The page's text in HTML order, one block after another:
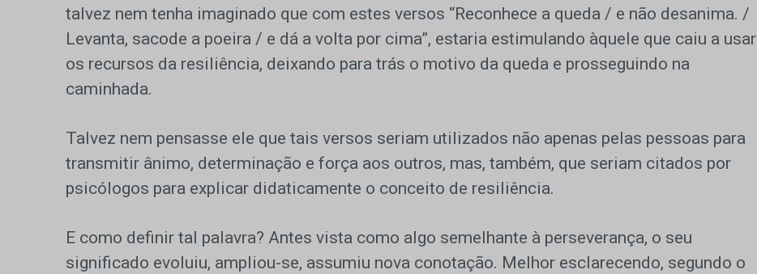
talvez nem tenha imaginado que com estes versos “Reconhece a queda / e não desanima. /
Levanta, sacode a poeira / e dá a volta por cima”, estaria estimulando àquele que caiu a usar
os recursos da resiliência, deixando para trás o motivo da queda e prosseguindo na
caminhada.
Talvez nem pensasse ele que tais versos seriam utilizados não apenas pelas pessoas para
transmitir ânimo, determinação e força aos outros, mas, também, que seriam citados por
psicólogos para explicar didaticamente o conceito de resiliência.
E como definir tal palavra? Antes vista como algo semelhante à perseverança, o seu
significado evoluiu, ampliou-se, assumiu nova conotação. Melhor esclarecendo, segundo o